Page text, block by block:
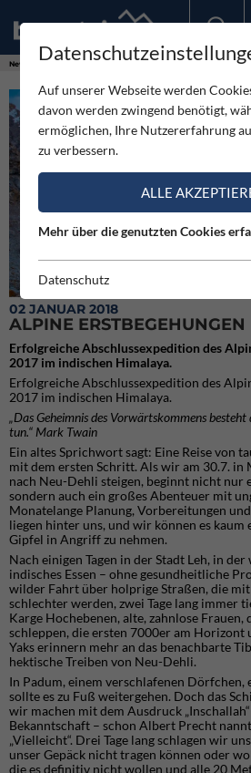
News Alpine Erstbegehungen in Nordindien
02 JANUAR 2018
ALPINE
Erfolgreiche Abschlussexpedition des
2017 im indischen Himalaya.
Erfolgreiche Abschlussexpedition des
2017 im indischen Himalaya.
„Das Geheimnis des Vorwärtskommens
tun.“ Mark Twain
Ein altes Sprichwort sagt: Eine Reise von
mit dem ersten Schritt. Als wir am 30.7. in
nach Neu-Dehli steigen, beginnt nicht nur
sondern auch ein großes Abenteuer mit
Monatelange Planung, Vorbereitungen
liegen hinter uns, und wir können es
Gipfel in Angriff zu nehmen.
Nach einigen Tagen in der Stadt Leh, in
indisches Essen – ohne gesundheitliche
wilder Fahrt über holprige Straßen, die
schlechter werden, zwei Tage lang immer
Karge Hochebenen, alte, zahnlose Frauen,
schleppen, die ersten 7000er am Horizont
Yaks erinnern mehr an das benachbarte
hektische Treiben von Neu-Dehli.
In Padum, einem verschlafenen
sollte es zu Fuß weitergehen. Doch das
wir machen mit dem Ausdruck
Bekanntschaft – schon Albert Precht
„Vielleicht“. Drei Tage lang schlagen wir
unser Gepäck nicht tragen können oder
die es definitiv nicht wollen und alle 20
Auf unserer Webseite werden
davon werden zwingend benötigt,
ermöglichen, Ihre Nutzererfahrung
zu verbessern.
ALLE
Mehr über die genutzten Cookies
Datenschutz